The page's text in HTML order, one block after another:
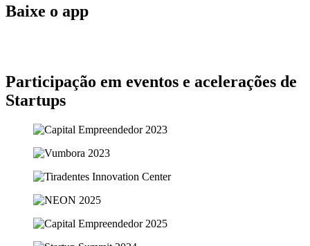
Baixe o app
Participação em eventos e acelerações de
Startups